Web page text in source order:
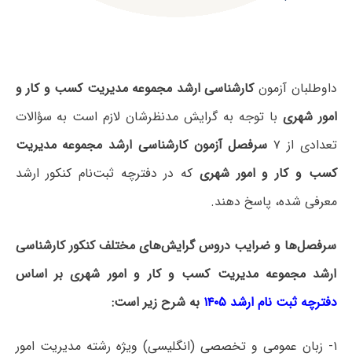
داوطلبان آزمونکارشناسی ارشد مجموعه مدیریت کسب و کار و
امور شهری با توجه به گرایش مدنظرشان لازم است به سؤالات
تعدادی از ۷
سرفصل آزمون کارشناسی ارشد مجموعه مدیریت
کسب و کار و امور شهری که در دفترچه‌ ثبت‌نام کنکور ارشد
معرفی شده، پاسخ دهند.
سرفصل‌ها و ضرایب دروس گرایش‌های مختلف کنکور کارشناسی
ارشد مجموعه مدیریت کسب و کار و امور شهری بر اساس
دفترچه ثبت نام ارشد ۱۴۰۵
به شرح زیر است:
۱- زبان عمومی و تخصصی (انگلیسی) ویژه رشته مدیریت امور